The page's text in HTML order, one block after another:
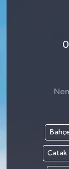
Çatak